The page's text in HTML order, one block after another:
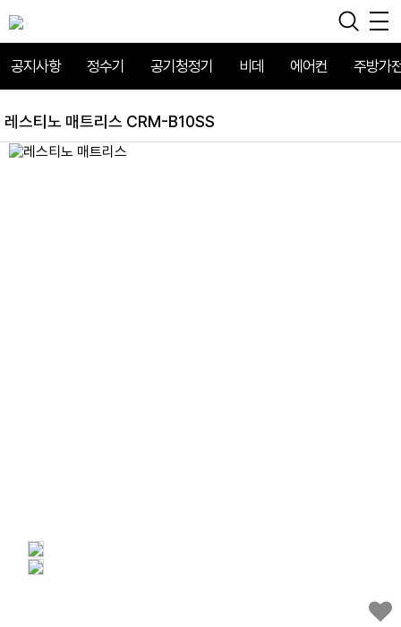
공지사항 정수기 공기청정기 비데 에어컨 주방가
레스티노 매트리스 CRM-B10SS